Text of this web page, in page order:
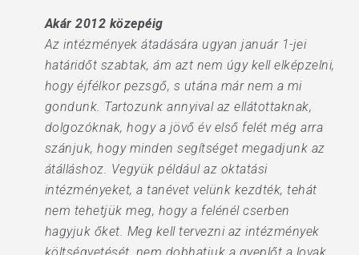
Akár 2012 közepéig
Az intézmények átadására ugyan január 1-jei
határidőt szabtak, ám azt nem úgy kell elképzelni,
hogy éjfélkor pezsgő, s utána már nem a mi
gondunk. Tartozunk annyival az ellátottaknak,
dolgozóknak, hogy a jövő év első felét még arra
szánjuk, hogy minden segítséget megadjunk az
átálláshoz. Vegyük például az oktatási
intézményeket, a tanévet velünk kezdték, tehát
nem tehetjük meg, hogy a felénél cserben
hagyjuk őket. Meg kell tervezni az intézmények